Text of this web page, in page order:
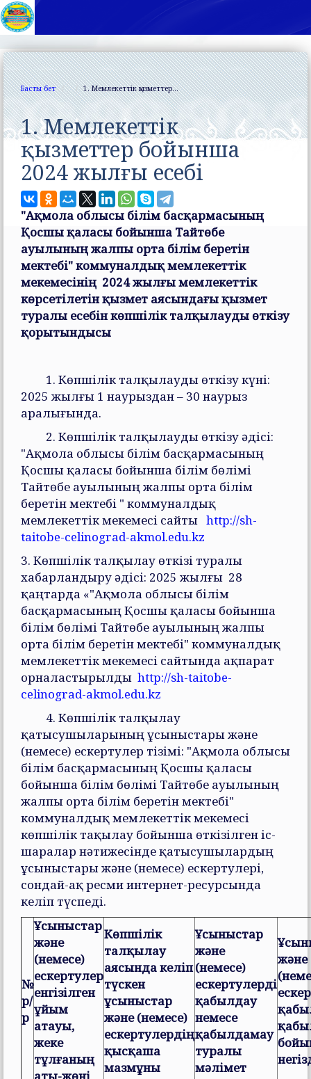
Басты бет 1. Мемлекеттік қызметтер...
1. Мемлекеттік
қызметтер бойынша
2024 жылғы есебі
"Ақмола облысы білім басқармасының
Қосшы қаласы бойынша Тайтөбе
ауылының жалпы орта білім беретін
мектебі" коммуналдық мемлекеттік
мекемесінің 2024 жылғы мемлекеттік
көрсетілетін қызмет аясындағы қызмет
туралы есебін көпшілік талқылауды өткізу
қорытындысы
1. Көпшілік талқылауды өткізу күні:
2025 жылғы 1 наурыздан – 30 наурыз
аралығында.
2. Көпшілік талқылауды өткізу әдісі:
"Ақмола облысы білім басқармасының
Қосшы қаласы бойынша білім бөлімі
Тайтөбе ауылының жалпы орта білім
беретін мектебі " коммуналдық
мемлекеттік мекемесі сайты http://sh-
taitobe-celinograd-akmol.edu.kz
3. Көпшілік талқылау өткізі туралы
хабарландыру әдісі: 2025 жылғы 28
қаңтарда «"Ақмола облысы білім
басқармасының Қосшы қаласы бойынша
білім бөлімі Тайтөбе ауылының жалпы
орта білім беретін мектебі" коммуналдық
мемлекеттік мекемесі сайтында ақпарат
орналастырылды http://sh-taitobe-
celinograd-akmol.edu.kz
4. Көпшілік талқылау
қатысушыларының ұсыныстары және
(немесе) ескертулер тізімі: "Ақмола облысы
білім басқармасының Қосшы қаласы
бойынша білім бөлімі Тайтөбе ауылының
жалпы орта білім беретін мектебі"
коммуналдық мемлекеттік мекемесі
көпшілік тақылау бойынша өткізілген іс-
шаралар нәтижесінде қатысушылардың
ұсыныстары және (немесе) ескертулері,
сондай-ақ ресми интернет-ресурсында
келіп түспеді.
№
р/
р
Ұсыныстар
және
(немесе)
ескертулер
енгізілген
ұйым
атауы,
жеке
тұлғаның
Көпшілік
талқылау
аясында келіп
түскен
ұсыныстар
және (немесе)
ескертулердің
қысқаша
мазмұны
Ұсыныстар
және
(немесе)
ескертулерді
қабылдау
немесе
қабылдамау
туралы
мәлімет
және